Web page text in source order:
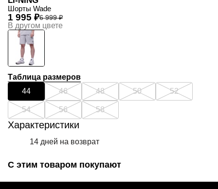
Шорты Wade
6 999 ₽
1 995 ₽
В другом цвете
Таблица размеров
44
46 48 50 52
54 56 58
Характеристики
14 дней на возврат
С этим товаром покупают